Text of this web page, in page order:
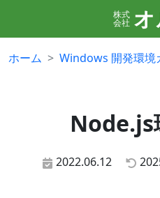
株式
会社
ホーム Windows 開発環境
Node.js
2022.06.12